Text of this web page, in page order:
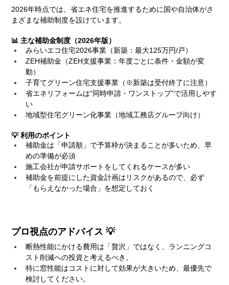
2026年時点では、省エネ住宅を推進するために国や自治体がさ
まざまな補助制度を設けています。
📊 主な補助金制度（2026年版）
みらいエコ住宅2026事業（新築：最大125万円/戸）
ZEH補助金（ZEH支援事業：年度ごとに条件・金額が変
動）
子育てグリーン住宅支援事業（※新築は受付終了に注意）
省エネリフォームは“同時申請・ワンストップ”で活用しやす
い
地域型住宅グリーン化事業（地域工務店グループ向け）
💡 利用のポイント
補助金は「申請順」で予算枠が決まることが多いため、早
めの準備が必須
施工会社が申請サポートをしてくれるケースが多い
補助金を前提にした資金計画はリスクがあるので、必ず
「もらえなかった場合」を想定しておく
プロ視点のアドバイス 💡
断熱性能にかける費用は「贅沢」ではなく、ランニングコ
スト削減への投資と考えるべき。
特に窓性能はコストに対して効果が大きいため、最優先で
検討してください。